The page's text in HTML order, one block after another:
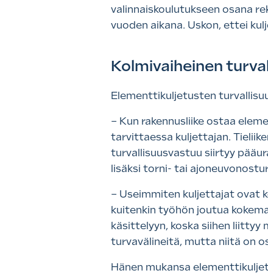
valinnaiskoulutukseen osana
vuoden aikana. Uskon, ettei
Kolmivaiheinen
Elementtikuljetusten
– Kun rakennusliike ostaa
tarvittaessa kuljettajan.
turvallisuusvastuu siirtyy
lisäksi torni- tai
– Useimmiten kuljettajat ovat
kuitenkin työhön joutua
käsittelyyn, koska siihen liittyy
turvavälineitä, mutta niitä on
Hänen mukansa